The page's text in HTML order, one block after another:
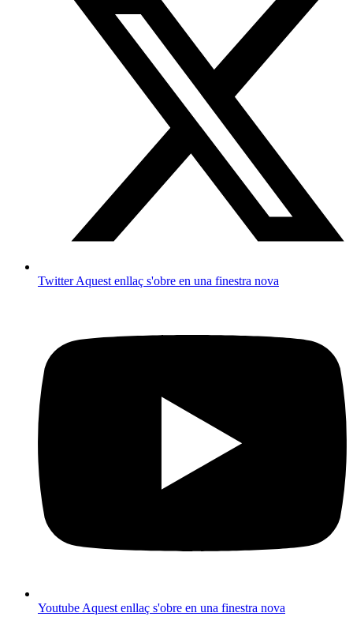
TwitterAquest enllaç s'obre en una finestra nova
YoutubeAquest enllaç s'obre en una finestra nova